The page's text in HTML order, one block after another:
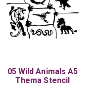
05 Wild Animals A5
Thema Stencil